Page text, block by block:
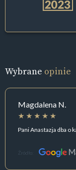
Wybrane opinie
Magdalena N.
Pani Anastazja dba o
Źródło: